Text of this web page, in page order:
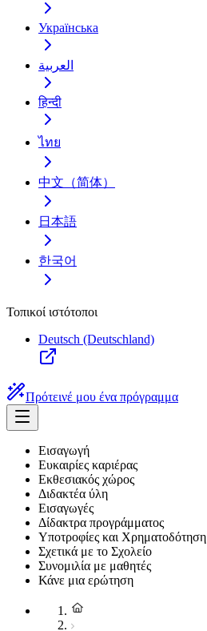
Українська
العربية
हिन्दी
ไทย
中文（简体）
日本語
한국어
Τοπικοί ιστότοποι
Deutsch (Deutschland)
Πρότεινέ μου ένα πρόγραμμα
Εισαγωγή
Ευκαιρίες καριέρας
Εκθεσιακός χώρος
Διδακτέα ύλη
Εισαγωγές
Δίδακτρα προγράμματος
Υποτροφίες και Χρηματοδότηση
Σχετικά με το Σχολείο
Συνομιλία με μαθητές
Κάνε μια ερώτηση